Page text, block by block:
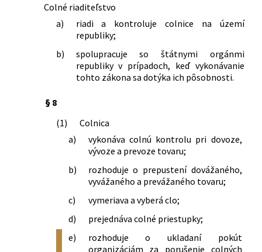
84/1989 Zb.
Vyhláška Federálneho ministerstva
zahraničného obchodu o colných
úľavách pri dovoze niektorých druhov
neobchodného tovaru
178/1989 Zb.
Vyhláška Federálneho ministerstva
zahraničného obchodu, ktorou sa
zahraničného obchodu o vybieraní
zmluvného cla z tovaru dovážaného zo
štátov, s ktorými nebola uzavretá
zmluva o vzájomnom poskytovaní
colných výhod
zahraničného obchodu, ktorou sa
dopĺňa vyhláška Federálneho
51/1986 Zb., ktorou sa vykonáva colný
Colné riaditeľstvo
a)
riadi a kontroluje colnice na území
republiky;
b)
spolupracuje so štátnymi orgánmi
republiky v prípadoch, keď vykonávanie
tohto zákona sa dotýka ich pôsobnosti.
§ 8
(1)
Colnica
a)
vykonáva colnú kontrolu pri dovoze,
vývoze a prevoze tovaru;
b)
rozhoduje o prepustení dovážaného,
vyvážaného a prevážaného tovaru;
c)
vymeriava a vyberá clo;
d)
prejednáva colné priestupky;
e)
rozhoduje o ukladaní pokút
organizáciám za porušenie colných